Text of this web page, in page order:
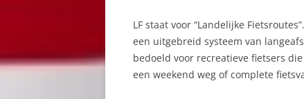
LF staat voor “Landelijke
een uitgebreid systeem van
bedoeld voor recreatieve fietsers
een weekend weg of complete